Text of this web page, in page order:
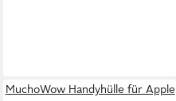
MuchoWow Handyhülle für Apple